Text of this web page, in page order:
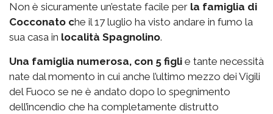
Non è sicuramente un’estate facile per la famiglia di
Cocconato che il 17 luglio ha visto andare in fumo la
sua casa in località Spagnolino.
Una famiglia numerosa, con 5 figli e tante necessità
nate dal momento in cui anche l’ultimo mezzo dei Vigili
del Fuoco se ne è andato dopo lo spegnimento
dell’incendio che ha completamente distrutto